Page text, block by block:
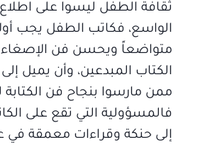
ثقافة الطفل ليسوا على
الواسع، فكاتب الطفل يجب
متواضعاً ويحسن فن
الكتاب المبدعين، وأن يميل
ممن مارسوا بنجاح فن الكتابة
فالمسؤولية التي تقع على
إلى حنكة وقراءات معمقة في